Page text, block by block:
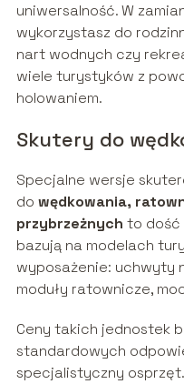
uniwersalność. W
wykorzystasz do
nart wodnych czy
wiele turystyków z
holowaniem.
Skutery do
Specjalne wersje
do wędkowania,
przybrzeżnych to dość
bazują na modelach
wyposażenie: uchwyty
moduły ratownicze,
Ceny takich jednostek
standardowych
specjalistyczny